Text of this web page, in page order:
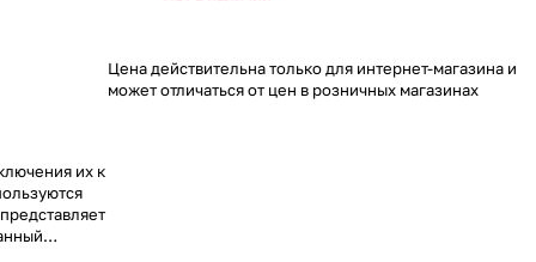
их к
с
Цена действительна только для интернет-магазина и
может отличаться от цен в розничных магазинах